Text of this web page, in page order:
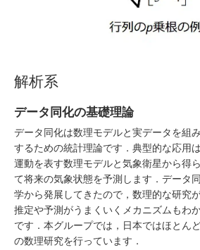
解析系
データ同化の基礎理論
データ同化は数理モデルと実データを組
するための統計理論です．典型的な応用
運動を表す数理モデルと気象衛星から得
て将来の気象状態を予測します．データ
学から発展してきたので，数理的な研究
推定や予測がうまくいくメカニズムもわ
です．本グループでは，日本ではほとん
の数理研究を行っています．